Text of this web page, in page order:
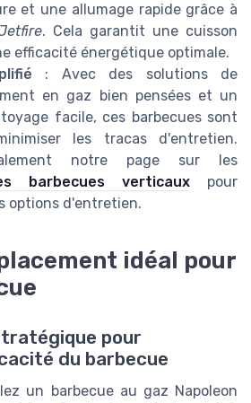
et une allumage rapide grâce à
. Cela garantit une cuisson
efficacité énergétique optimale.
: Avec des solutions de
en gaz bien pensées et un
facile, ces barbecues sont
les tracas d'entretien.
notre page sur les
barbecues verticaux pour
options d'entretien.
idéal pour
pour
du barbecue
un barbecue au gaz Napoleon